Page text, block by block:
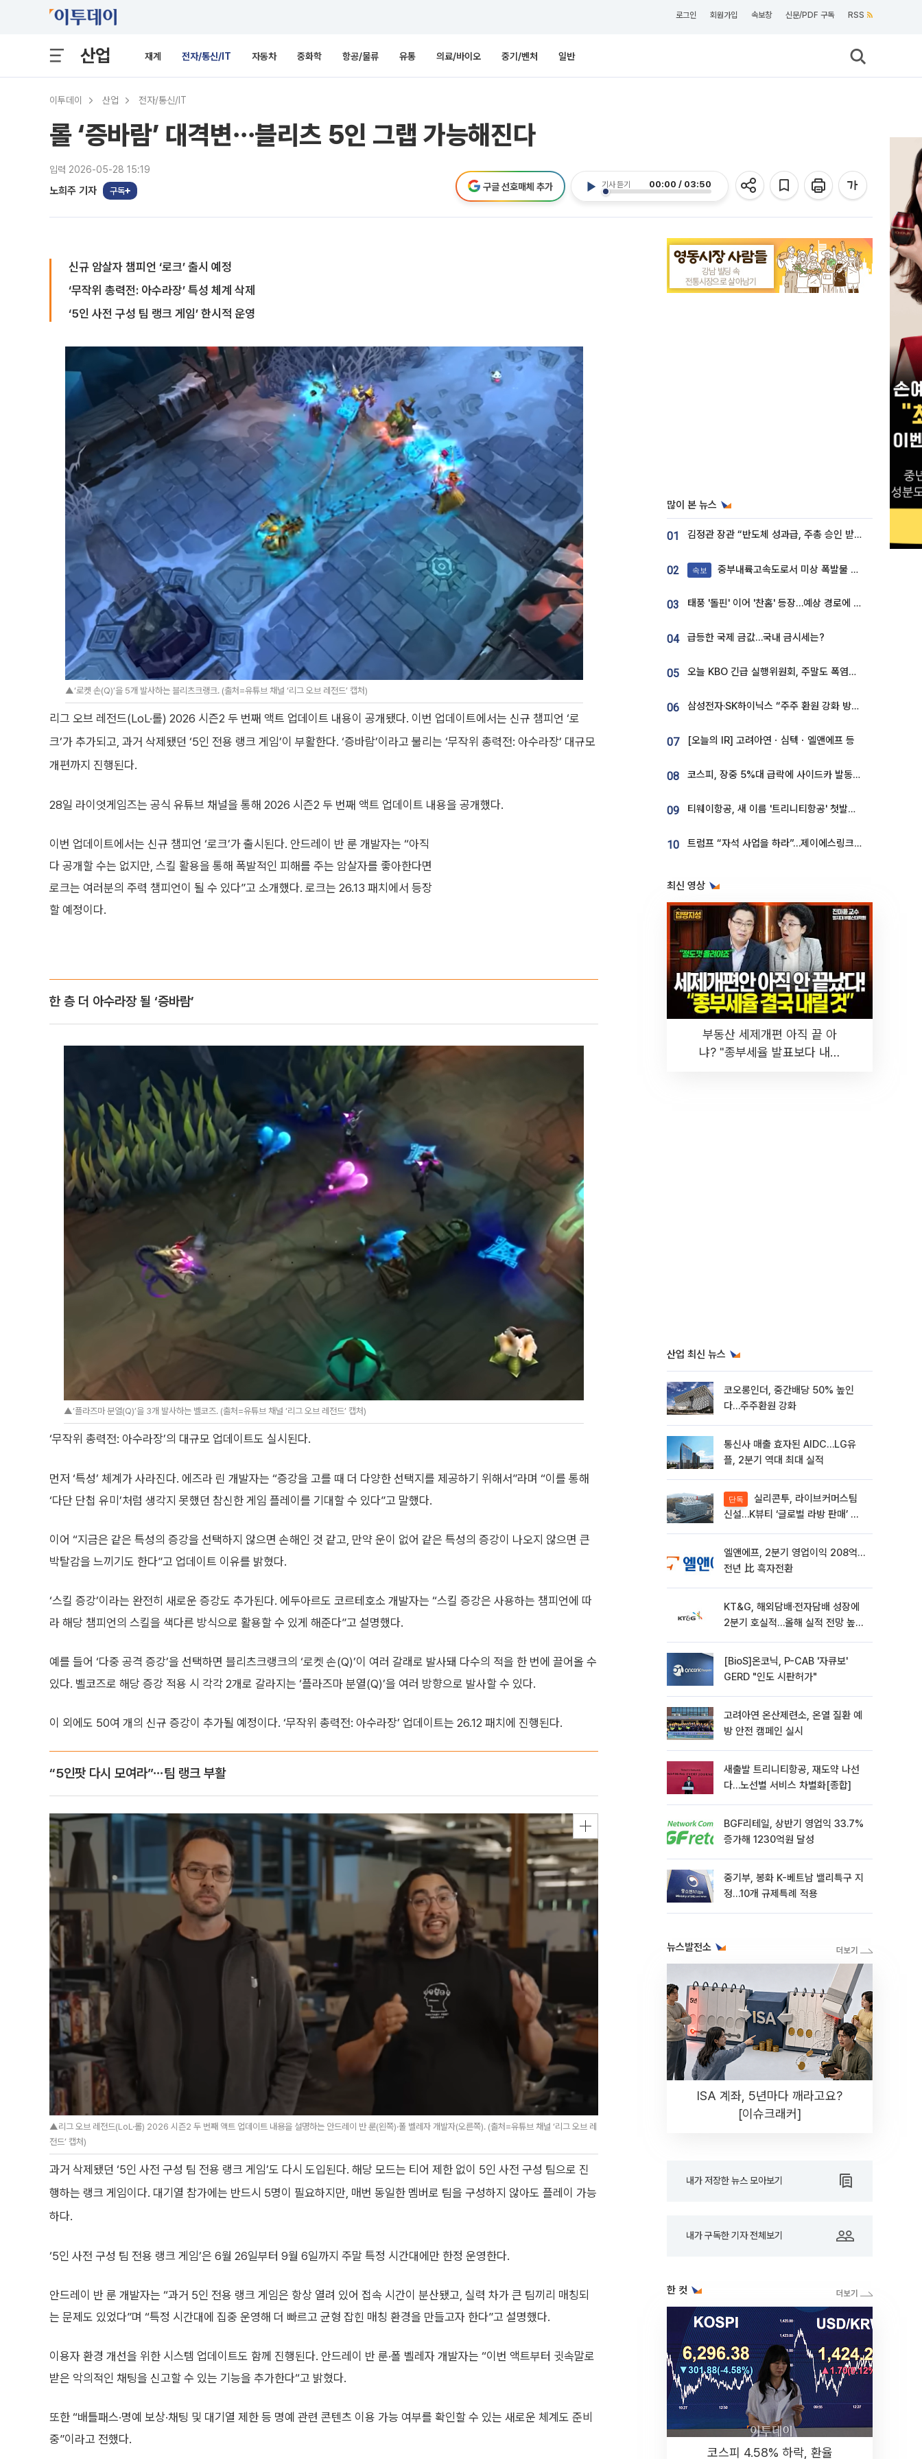
로그인 회원가입 속보창 신문/PDF 구독 RSS
산업 재계 전자/통신/IT 자동차 중화학 항공/물류 유통 의료/바이오 중기/벤처 일반
이투데이 산업 전자/통신/IT
롤 ‘증바람’ 대격변⋯블리츠 5인 그랩 가능해진다
입력 2026-05-28 15:19
노희주 기자 구독
기사 듣기 00:00 / 03:50
구글 선호매체 추가
신규 암살자 챔피언 ‘로크’ 출시 예정
‘무작위 총력전: 아수라장’ 특성 체계 삭제
‘5인 사전 구성 팀 랭크 게임’ 한시적 운영
▲‘로켓 손(Q)’을 5개 발사하는 블리츠크랭크. (출처=유튜브 채널 ‘리그 오브 레전드’ 캡처)
리그 오브 레전드(LoL·롤) 2026 시즌2 두 번째 액트 업데이트 내용이 공개됐다. 이번 업데이트에서는 신규 챔피언 ‘로
크’가 추가되고, 과거 삭제됐던 ‘5인 전용 랭크 게임’이 부활한다. ‘증바람’이라고 불리는 ‘무작위 총력전: 아수라장’ 대규모
개편까지 진행된다.
28일 라이엇게임즈는 공식 유튜브 채널을 통해 2026 시즌2 두 번째 액트 업데이트 내용을 공개했다.
이번 업데이트에서는 신규 챔피언 ‘로크’가 출시된다. 안드레이 반 룬 개발자는 “아직
다 공개할 수는 없지만, 스킬 활용을 통해 폭발적인 피해를 주는 암살자를 좋아한다면
로크는 여러분의 주력 챔피언이 될 수 있다”고 소개했다. 로크는 26.13 패치에서 등장
할 예정이다.
한 층 더 아수라장 될 ‘증바람’
▲‘플라즈마 분열(Q)’을 3개 발사하는 벨코즈. (출처=유튜브 채널 ‘리그 오브 레전드’ 캡처)
‘무작위 총력전: 아수라장’의 대규모 업데이트도 실시된다.
먼저 ‘특성’ 체계가 사라진다. 에즈라 린 개발자는 “증강을 고를 때 더 다양한 선택지를 제공하기 위해서”라며 “이를 통해
‘다단 단첩 유미’처럼 생각지 못했던 참신한 게임 플레이를 기대할 수 있다”고 말했다.
이어 “지금은 같은 특성의 증강을 선택하지 않으면 손해인 것 같고, 만약 운이 없어 같은 특성의 증강이 나오지 않으면 큰
박탈감을 느끼기도 한다”고 업데이트 이유를 밝혔다.
‘스킬 증강’이라는 완전히 새로운 증강도 추가된다. 에두아르도 코르테호소 개발자는 “스킬 증강은 사용하는 챔피언에 따
라 해당 챔피언의 스킬을 색다른 방식으로 활용할 수 있게 해준다”고 설명했다.
예를 들어 ‘다중 공격 증강’을 선택하면 블리츠크랭크의 ‘로켓 손(Q)’이 여러 갈래로 발사돼 다수의 적을 한 번에 끌어올 수
있다. 벨코즈로 해당 증강 적용 시 각각 2개로 갈라지는 ‘플라즈마 분열(Q)’을 여러 방향으로 발사할 수 있다.
이 외에도 50여 개의 신규 증강이 추가될 예정이다. ‘무작위 총력전: 아수라장’ 업데이트는 26.12 패치에 진행된다.
“5인팟 다시 모여라”⋯팀 랭크 부활
▲리그 오브 레전드(LoL·롤) 2026 시즌2 두 번째 액트 업데이트 내용을 설명하는 안드레이 반 룬(왼쪽)·폴 벨레자 개발자(오른쪽). (출처=유튜브 채널 ‘리그 오브 레
전드’ 캡처)
과거 삭제됐던 ‘5인 사전 구성 팀 전용 랭크 게임’도 다시 도입된다. 해당 모드는 티어 제한 없이 5인 사전 구성 팀으로 진
행하는 랭크 게임이다. 대기열 참가에는 반드시 5명이 필요하지만, 매번 동일한 멤버로 팀을 구성하지 않아도 플레이 가능
하다.
‘5인 사전 구성 팀 전용 랭크 게임’은 6월 26일부터 9월 6일까지 주말 특정 시간대에만 한정 운영한다.
안드레이 반 룬 개발자는 “과거 5인 전용 랭크 게임은 항상 열려 있어 접속 시간이 분산됐고, 실력 차가 큰 팀끼리 매칭되
는 문제도 있었다”며 “특정 시간대에 집중 운영해 더 빠르고 균형 잡힌 매칭 환경을 만들고자 한다”고 설명했다.
이용자 환경 개선을 위한 시스템 업데이트도 함께 진행된다. 안드레이 반 룬·폴 벨레자 개발자는 “이번 액트부터 귓속말로
받은 악의적인 채팅을 신고할 수 있는 기능을 추가한다“고 밝혔다.
또한 “배틀패스·명예 보상·채팅 및 대기열 제한 등 명예 관련 콘텐츠 이용 가능 여부를 확인할 수 있는 새로운 체계도 준비
중”이라고 전했다.
많이 본 뉴스
01 김정관 장관 “반도체 성과급, 주총 승인 받도록”…상법·자본시장법 개정 시사
02 속보 중부내륙고속도로서 미상 폭발물 발견
03 태풍 '돌핀' 이어 '찬홈' 등장…예상 경로에 한국 '한숨'
04 급등한 국제 금값…국내 금시세는?
05 오늘 KBO 긴급 실행위원회, 주말도 폭염취소 될까
06 삼성전자·SK하이닉스 “주주 환원 강화 방안 마련”
07 [오늘의 IR] 고려아연ㆍ심텍ㆍ엘앤에프 등
08 코스피, 장중 5%대 급락에 사이드카 발동…삼성·SK 동반 폭락
09 티웨이항공, 새 이름 '트리니티항공' 첫발…SSC 전략 본격화
10 트럼프 “자석 사업을 하라”…제이에스링크, 비중국 영구자석 공급망 구축 속도
최신 영상
부동산 세제개편 아직 끝 아
냐? "종부세율 발표보다 내릴
산업 최신 뉴스
코오롱인더, 중간배당 50% 높인
다…주주환원 강화
통신사 매출 효자된 AIDC…LG유
플, 2분기 역대 최대 실적
단독
신설…K뷰티 ‘글로벌 라방 판매’ 확
엘앤에프, 2분기 영업이익 208억…
전년 比 흑자전환
KT&G, 해외담배·전자담배 성장에
2분기 호실적…올해 실적 전망 높였
[BioS]온코닉, P-CAB '자큐보'
GERD "인도 시판허가"
고려아연 온산제련소, 온열 질환 예
방 안전 캠페인 실시
새출발 트리니티항공, 재도약 나선
다…노선별 서비스 차별화[종합]
BGF리테일, 상반기 영업익 33.7%
증가해 1230억원 달성
중기부, 봉화 K-베트남 밸리특구 지
정…10개 규제특례 적용
뉴스발전소
ISA 계좌, 5년마다 깨라고요?
[이슈크래커]
내가 저장한 뉴스 모아보기
내가 구독한 기자 전체보기
한 컷
코스피 4.58% 하락, 환율